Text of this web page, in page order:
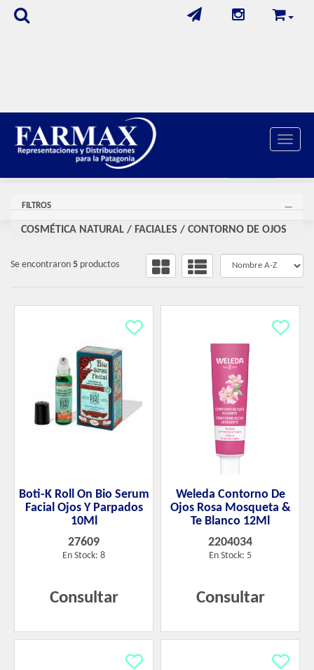
Toggle
FILTROS
COSMÉTICA NATURAL / FACIALES / CONTORNO DE OJOS
Se encontraron 5 productos
Boti-K Roll On Bio Serum
Facial Ojos Y Parpados
10Ml
27609
En Stock: 8
Consultar
Weleda Contorno De
Ojos Rosa Mosqueta &
Te Blanco 12Ml
2204034
En Stock: 5
Consultar